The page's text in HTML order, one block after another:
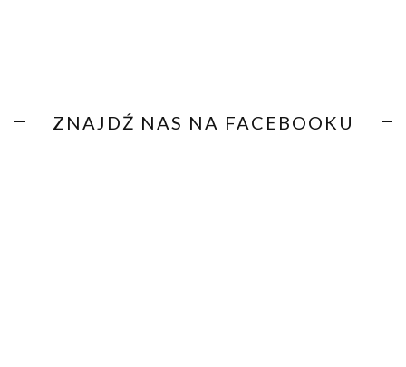
ZNAJDŹ NAS NA FACEBOOKU